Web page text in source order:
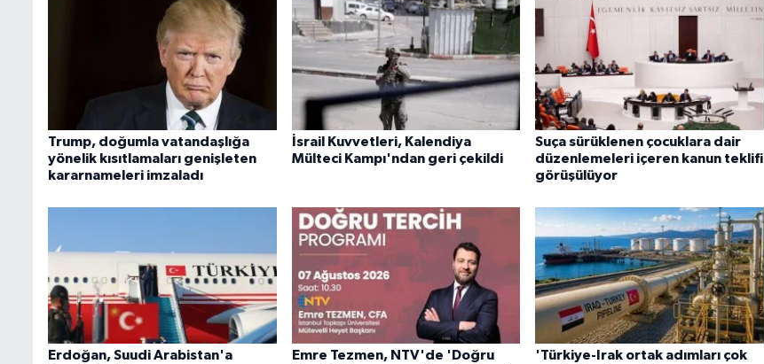
Trump, doğumla vatandaşlığa
yönelik kısıtlamaları genişleten
kararnameleri imzaladı
İsrail Kuvvetleri, Kalendiya
Mülteci Kampı'ndan geri çekildi
Suça sürüklenen çocuklara dair
düzenlemeleri içeren kanun teklifi
görüşülüyor
Erdoğan, Suudi Arabistan'a
Emre Tezmen, NTV'de 'Doğru
'Türkiye-Irak ortak adımları çok